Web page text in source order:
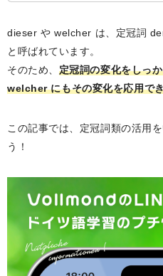
dieser や welcher は、定冠詞
と呼ばれています。
そのため、 定冠詞の変化をしっ
welcher にもその変化を応用で
この記事では、定冠詞類の活用
う！